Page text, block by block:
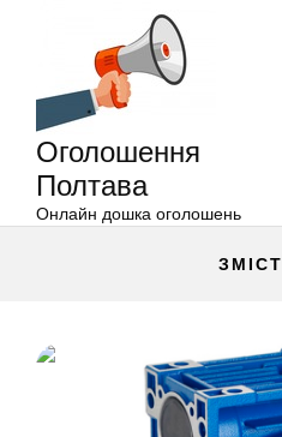
Оголошення
Полтава
Онлайн дошка оголошень
ЗМІСТ